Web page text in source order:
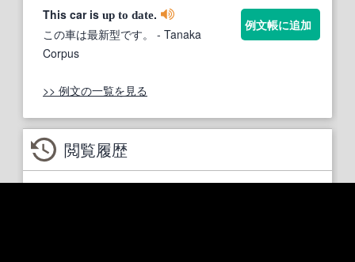
This car is up to date.
この車は最新型です。
- Tanaka
Corpus
例文帳に追加
>> 例文の一覧を見る
閲覧履歴